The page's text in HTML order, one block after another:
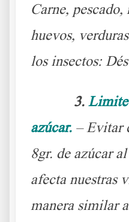
Carne,
huevos,
los insectos:
3. Limite
azúcar. – Evitar
8gr. de azúcar
afecta nuestras
manera similar